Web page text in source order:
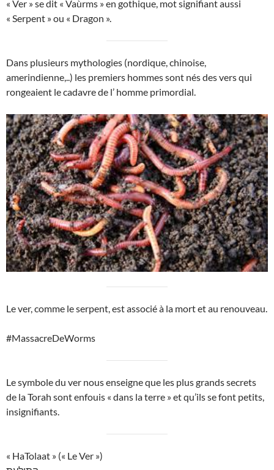
« Ver » se dit « Vaùrms » en gothique, mot signifiant aussi
« Serpent » ou « Dragon ».
Dans plusieurs mythologies (nordique, chinoise,
amerindienne,..) les premiers hommes sont nés des vers qui
rongeaient le cadavre de l’ homme primordial.
Le ver, comme le serpent, est associé à la mort et au renouveau.
#MassacreDeWorms
Le symbole du ver nous enseigne que les plus grands secrets
de la Torah sont enfouis « dans la terre » et qu’ils se font petits,
insignifiants.
« HaTolaat » (« Le Ver »)